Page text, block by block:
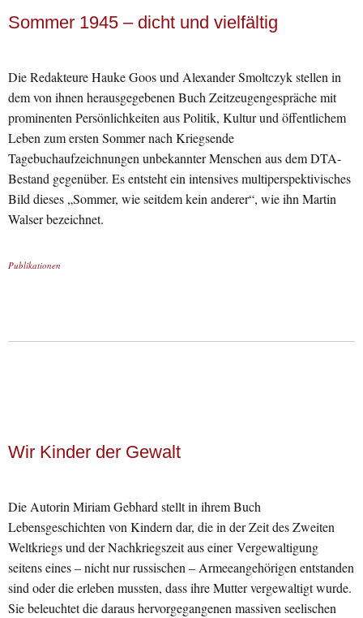
Sommer 1945 – dicht und vielfältig
Die Redakteure Hauke Goos und Alexander Smoltczyk stellen in
dem von ihnen herausgegebenen Buch Zeitzeugengespräche mit
prominenten Persönlichkeiten aus Politik, Kultur und öffentlichem
Leben zum ersten Sommer nach Kriegsende
Tagebuchaufzeichnungen unbekannter Menschen aus dem DTA-
Bestand gegenüber. Es entsteht ein intensives multiperspektivisches
Bild dieses „Sommer, wie seitdem kein anderer“, wie ihn Martin
Walser bezeichnet.
Publikationen
Wir Kinder der Gewalt
Die Autorin Miriam Gebhard stellt in ihrem Buch
Lebensgeschichten von Kindern dar, die in der Zeit des Zweiten
Weltkriegs und der Nachkriegszeit aus einer Vergewaltigung
seitens eines – nicht nur russischen – Armeeangehörigen entstanden
sind oder die erleben mussten, dass ihre Mutter vergewaltigt wurde.
Sie beleuchtet die daraus hervorgegangenen massiven seelischen